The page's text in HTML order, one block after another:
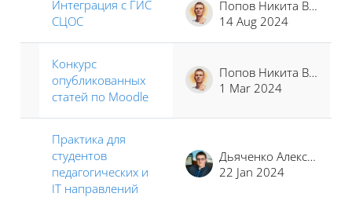
Интеграция с ГИС
СЦОС
Попов Никита Владимирович
14 Aug 2024
Конкурс
опубликованных
статей по Moodle
Попов Никита Владимирович
1 Mar 2024
Практика для
студентов
педагогических и
IT направлений
Дьяченко Алексей Владимирович
22 Jan 2024